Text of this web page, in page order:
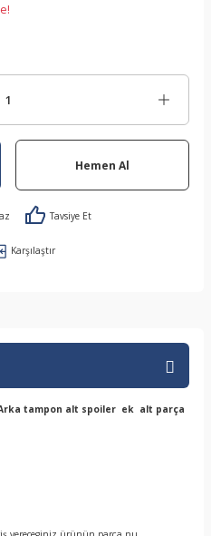
Hemen Al
Tavsiye Et
Karşılaştır
tampon alt spoiler ek alt parça